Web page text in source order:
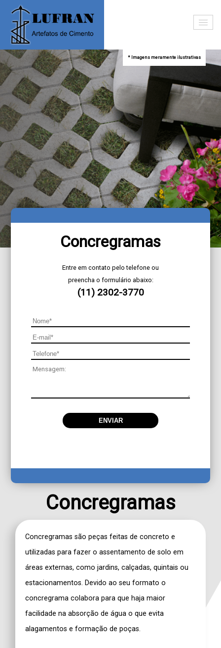
Concregramas
Entre em contato pelo telefone ou
preencha o formulário abaixo:
(11) 2302-3770
* Imagens meramente ilustrativas
Concregramas
Concregramas são peças feitas de concreto e
utilizadas para fazer o assentamento de solo em
áreas externas, como jardins, calçadas, quintais ou
estacionamentos. Devido ao seu formato o
concregramacolabora para que haja maior
facilidade na absorção de água o que evita
alagamentos e formação de poças.